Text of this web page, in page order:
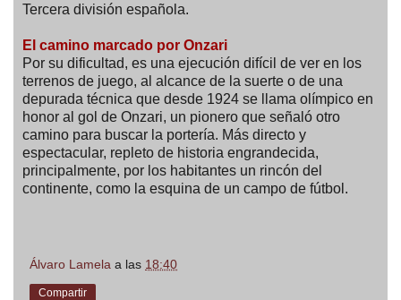
Tercera división española.
El camino marcado por Onzari
Por su dificultad, es una ejecución difícil de ver en los
terrenos de juego, al alcance de la suerte o de una
depurada técnica que desde 1924 se llama olímpico en
honor al gol de Onzari, un pionero que señaló otro
camino para buscar la portería. Más directo y
espectacular, repleto de historia engrandecida,
principalmente, por los habitantes un rincón del
continente, como la esquina de un campo de fútbol.
Álvaro Lamela a las 18:40
Compartir